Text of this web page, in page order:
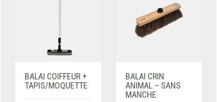
BALAI COIFFEUR +
TAPIS/MOQUETTE
BALAI CRIN
ANIMAL – SANS
MANCHE